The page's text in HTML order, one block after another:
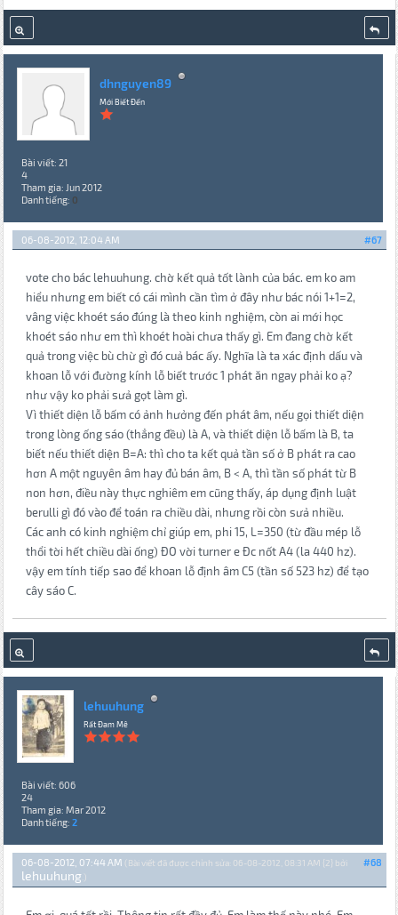
dhnguyen89
Mới Biết Đến
Bài viết: 21
4
Tham gia: Jun 2012
Danh tiếng: 0
#67
06-08-2012, 12:04 AM
vote cho bác lehuuhung. chờ kết quả tốt lành của bác. em ko am
hiểu nhưng em biết có cái mình cần tìm ở đây như bác nói 1+1=2,
vâng việc khoét sáo đúng là theo kinh nghiệm, còn ai mới học
khoét sáo như em thì khoét hoài chưa thấy gì. Em đang chờ kết
quả trong việc bù chừ gì đó cuả bác ấy. Nghĩa là ta xác định dấu và
khoan lỗ với đường kính lỗ biết trước 1 phát ăn ngay phải ko ạ?
như vậy ko phải sưả gọt làm gì.
Vì thiết diện lỗ bấm có ảnh hưởng đến phát âm, nếu gọi thiết diện
trong lòng ống sáo (thẳng đều) là A, và thiết diện lỗ bấm là B, ta
biết nếu thiết diện B=A: thì cho ta kết quả tần số ở B phát ra cao
hơn A một nguyên âm hay đủ bán âm, B < A, thì tần số phát từ B
non hơn, điều này thực nghiêm em cũng thấy, áp dụng định luật
berulli gì đó vào để toán ra chiều dài, nhưng rồi còn sưả nhiều.
Các anh có kinh nghiệm chỉ giúp em, phi 15, L=350 (từ đầu mép lỗ
thổi tời hết chiều dài ống) ĐO vời turner e Đc nốt A4 (la 440 hz).
vậy em tính tiếp sao để khoan lỗ định âm C5 (tần số 523 hz) để tạo
cây sáo C.
lehuuhung
Rất Đam Mê
Bài viết: 606
24
Tham gia: Mar 2012
Danh tiếng: 2
#68
06-08-2012, 07:44 AM (Bài viết đã được chỉnh sửa: 06-08-2012, 08:31 AM {2} bởi
lehuuhung.)